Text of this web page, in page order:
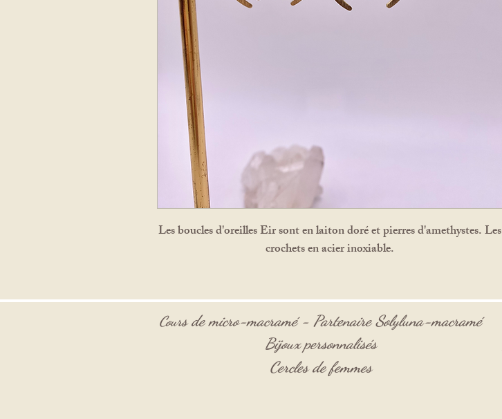
Les boucles d'oreilles Eir sont en laiton doré et pierres d'amethystes. Les
crochets en acier inoxiable.
Cours de micro-macramé - PartenaireSolyluna-macramé
Bijoux personnalisés
Cercles de femmes